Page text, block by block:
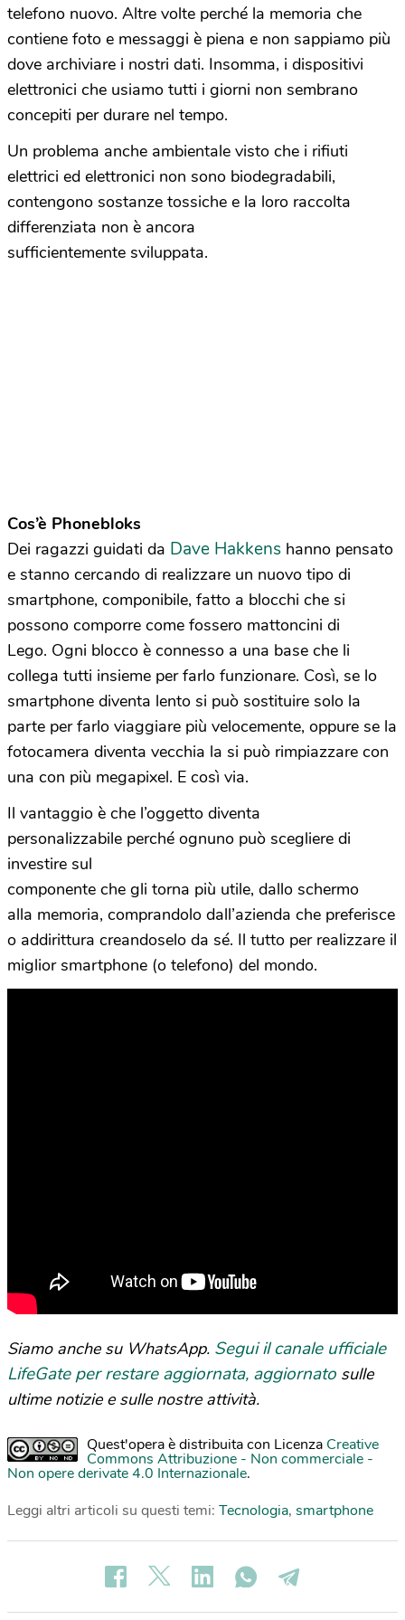
telefono nuovo. Altre volte perché la memoria che
contiene foto e messaggi è piena e non sappiamo più
dove archiviare i nostri dati. Insomma, i dispositivi
elettronici che usiamo tutti i giorni non sembrano
concepiti per durare nel tempo.
Un problema anche ambientale visto che i rifiuti
elettrici ed elettronici non sono biodegradabili,
contengono sostanze tossiche e la loro raccolta
differenziata non è ancora
sufficientemente sviluppata.
Cos’è Phonebloks
Dei ragazzi guidati da Dave Hakkens hanno pensato
e stanno cercando di realizzare un nuovo tipo di
smartphone, componibile, fatto a blocchi che si
possono comporre come fossero mattoncini di
Lego. Ogni blocco è connesso a una base che li
collega tutti insieme per farlo funzionare. Così, se lo
smartphone diventa lento si può sostituire solo la
parte per farlo viaggiare più velocemente, oppure se la
fotocamera diventa vecchia la si può rimpiazzare con
una con più megapixel. E così via.
Il vantaggio è che l’oggetto diventa
personalizzabile perché ognuno può scegliere di
investire sul
componente che gli torna più utile, dallo schermo
alla memoria, comprandolo dall’azienda che preferisce
o addirittura creandoselo da sé. Il tutto per realizzare il
miglior smartphone (o telefono) del mondo.
Siamo anche su WhatsApp. Segui il canale ufficiale
LifeGate per restare aggiornata, aggiornato sulle
ultime notizie e sulle nostre attività.
Quest'opera è distribuita con Licenza Creative
Commons Attribuzione - Non commerciale -
Non opere derivate 4.0 Internazionale.
Leggi altri articoli su questi temi: Tecnologia, smartphone